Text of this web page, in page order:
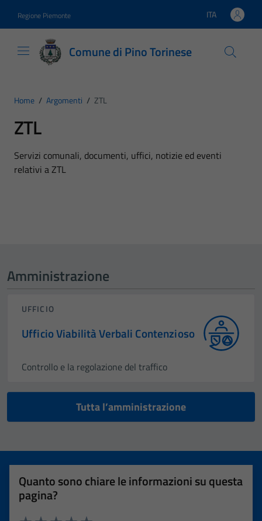
Regione Piemonte Lingua attiva:
ITA
Comune di Pino Torinese
Home / Argomenti / ZTL
ZTL
Dettagli dell'argomento
Servizi comunali, documenti, uffici, notizie ed eventi
relativi a ZTL
Amministrazione
UFFICIO
Ufficio Viabilità Verbali Contenzioso
Controllo e la regolazione del traffico
Tutta l’amministrazione
Quanto sono chiare le informazioni su questa
pagina?